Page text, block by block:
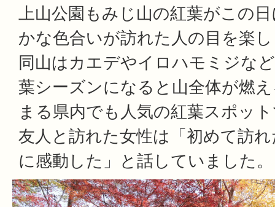
上山公園もみじ山の紅葉がこの
かな色合いが訪れた人の目を楽
同山はカエデやイロハモミジな
葉シーズンになると山全体が燃
まる県内でも人気の紅葉スポッ
友人と訪れた女性は「初めて訪
に感動した」と話していました。